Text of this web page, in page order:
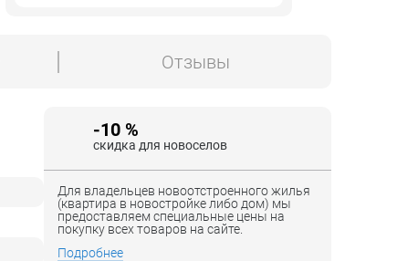
Отзывы
-10 %
скидка для новоселов
Для владельцев новоотстроенного жилья
(квартира в новостройке либо дом) мы
предоставляем специальные цены на
покупку всех товаров на сайте.
Подробнее